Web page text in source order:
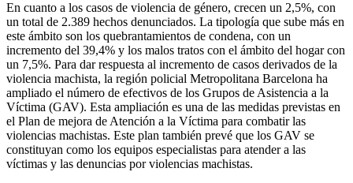
En cuanto a los casos de violencia de género, crecen un 2,5%, con
un total de 2.389 hechos denunciados. La tipología que sube más en
este ámbito son los quebrantamientos de condena, con un
incremento del 39,4% y los malos tratos con el ámbito del hogar con
un 7,5%. Para dar respuesta al incremento de casos derivados de la
violencia machista, la región policial Metropolitana Barcelona ha
ampliado el número de efectivos de los Grupos de Asistencia a la
Víctima (GAV). Esta ampliación es una de las medidas previstas en
el Plan de mejora de Atención a la Víctima para combatir las
violencias machistas. Este plan también prevé que los GAV se
constituyan como los equipos especialistas para atender a las
víctimas y las denuncias por violencias machistas.